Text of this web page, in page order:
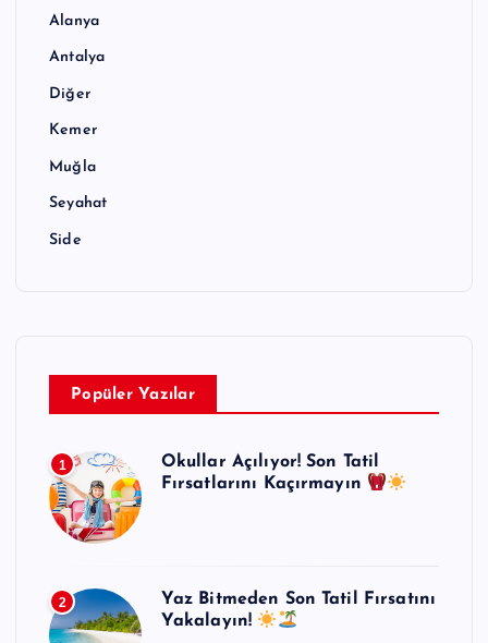
Alanya
Antalya
Diğer
Kemer
Muğla
Seyahat
Side
Popüler Yazılar
1
Okullar Açılıyor! Son Tatil
Fırsatlarını Kaçırmayın
2
Yaz Bitmeden Son Tatil Fırsatını
Yakalayın!